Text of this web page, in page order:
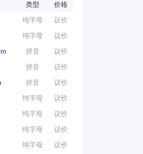
类型 价格
纯字母 议价
纯字母 议价
拼音 议价
拼音 议价
拼音 议价
纯字母 议价
纯字母 议价
纯字母 议价
纯字母 议价